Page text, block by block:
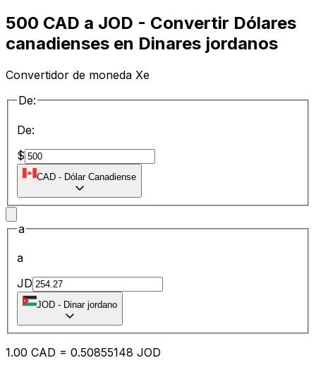
500 CAD a JOD - Convertir Dólares
canadienses en Dinares jordanos
Convertidor de moneda Xe
De:
De:
$
CAD - Dólar Canadiense
a
a
JD
JOD - Dinar jordano
1.00 CAD = 0.50855148 JOD